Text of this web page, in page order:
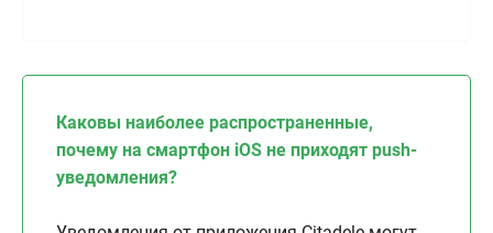
Каковы наиболее распространенные,
почему на смартфон iOS не приходят push-
уведомления?